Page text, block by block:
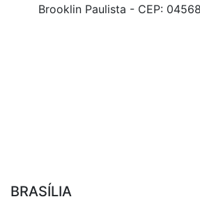
Brooklin Paulista - CEP:
BRASÍLIA